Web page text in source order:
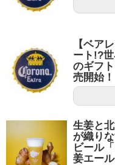
【ベア
ート!?
のギフ
売開始！
生姜と
が織り
ビール
姜エー